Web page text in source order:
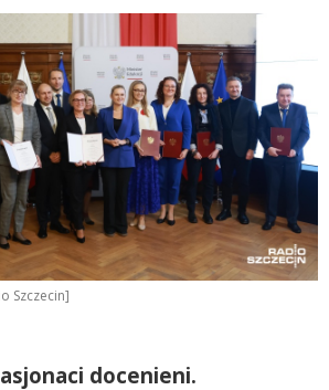
Szczecin]
docenieni.